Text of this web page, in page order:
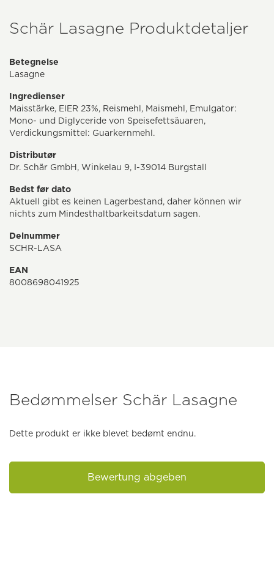
Schär Lasagne Produktdetaljer
Betegnelse
Lasagne
Ingredienser
Maisstärke, EIER 23%, Reismehl, Maismehl, Emulgator:
Mono- und Diglyceride von Speisefettsäuaren,
Verdickungsmittel: Guarkernmehl.
Distributør
Dr. Schär GmbH, Winkelau 9, I-39014 Burgstall
Bedst før dato
Aktuell gibt es keinen Lagerbestand, daher können wir
nichts zum Mindesthaltbarkeitsdatum sagen.
Delnummer
SCHR-LASA
EAN
8008698041925
Bedømmelser Schär Lasagne
Dette produkt er ikke blevet bedømt endnu.
Bewertung abgeben